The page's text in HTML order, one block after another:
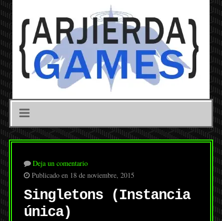
Deja un comentario
Publicado en 18 de noviembre, 2015
Singletons (Instancia
única)